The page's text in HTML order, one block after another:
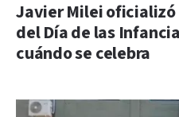
Javier Milei
del Día de las
cuándo se celebra